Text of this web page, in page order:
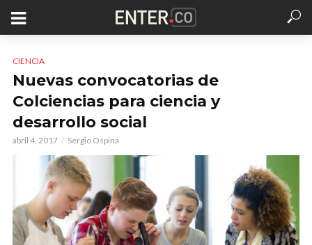
CIENCIA
Nuevas convocatorias de
Colciencias para ciencia y
desarrollo social
abril 4, 2017 Sergio Ospina